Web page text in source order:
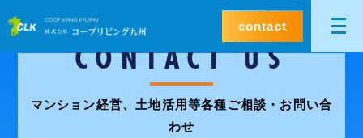
contact
CONTACT US
マンション経営、土地活用等各種ご相談・お問い合
わせ